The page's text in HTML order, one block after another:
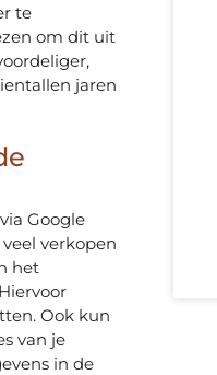
te
om dit uit
jaren
Google
verkopen
het
Ook kun
van je
in de